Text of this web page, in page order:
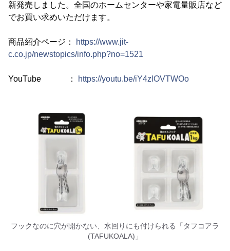
新発売しました。全国のホームセンターや家電量販店など
でお買い求めいただけます。
商品紹介ページ：
https://www.jit-
c.co.jp/newstopics/info.php?no=1521
YouTube ： https://youtu.be/iY4zlOVTWOo
フックなのに穴が開かない、水回りにも付けられる「タフコアラ
(TAFUKOALA)」